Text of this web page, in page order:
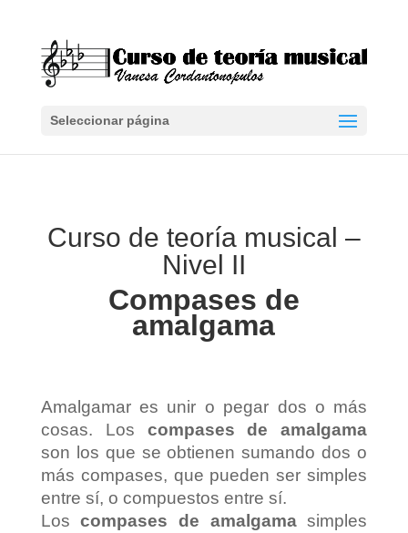
Seleccionar página
Curso de teoría musical –
Nivel II
Compases de
amalgama
Amalgamar es unir o pegar dos o más
cosas. Los compases de amalgama
son los que se obtienen sumando dos o
más compases, que pueden ser simples
entre sí, o compuestos entre sí.
Loscompases de amalgamasimples